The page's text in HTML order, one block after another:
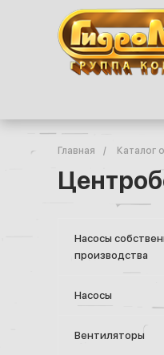
Главная / Каталог
Насосы
производства
Насосы
Вентиляторы